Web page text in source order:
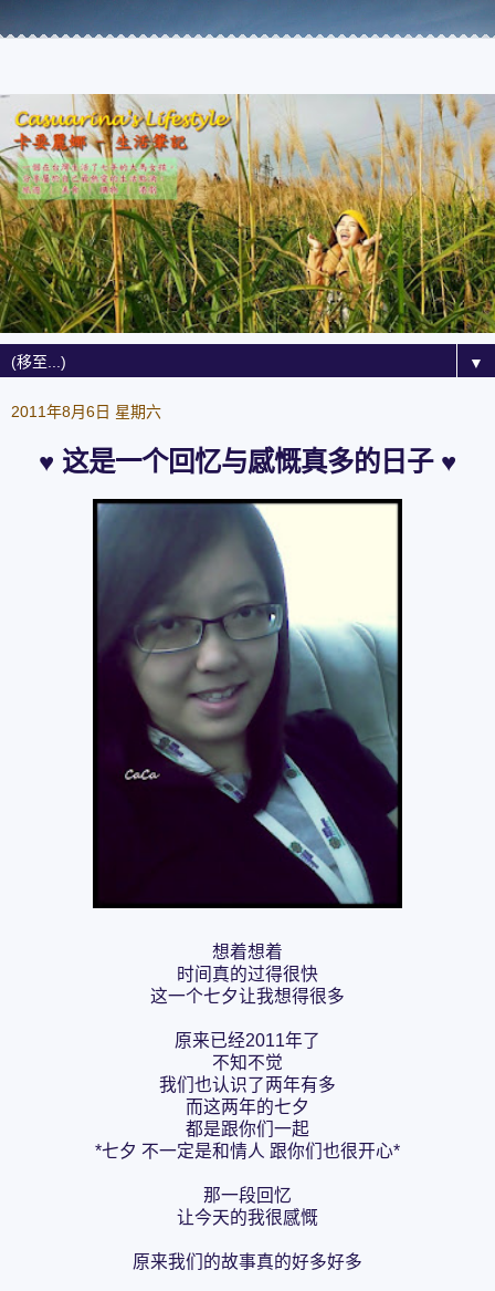
▼
2011年8月6日 星期六
♥ 这是一个回忆与感慨真多的日子 ♥
想着想着
时间真的过得很快
这一个七夕让我想得很多
原来已经2011年了
不知不觉
我们也认识了两年有多
而这两年的七夕
都是跟你们一起
*七夕 不一定是和情人 跟你们也很开心*
那一段回忆
让今天的我很感慨
原来我们的故事真的好多好多